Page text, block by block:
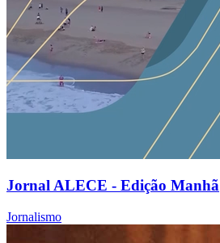
Jornal ALECE - Edição Manhã
Jornalismo